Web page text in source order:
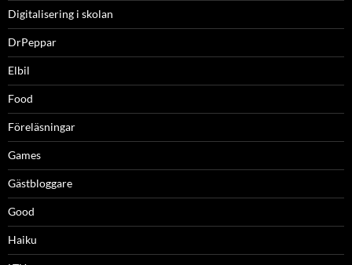
Digitalisering i skolan
DrPeppar
Elbil
Food
Föreläsningar
Games
Gästbloggare
Good
Haiku